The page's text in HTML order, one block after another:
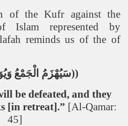
of the Kufr against the
Islam represented by
reminds us of the of
((سَيُهْزَمُ الْجَمْعُ
be defeated, and they
[in retreat].” [Al-Qamar:
45]